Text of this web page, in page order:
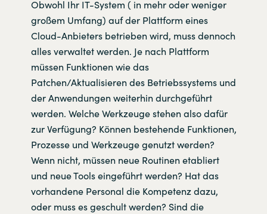
Obwohl Ihr IT-System ( in mehr oder weniger
großem Umfang) auf der Plattform eines
Cloud-Anbieters betrieben wird, muss dennoch
alles verwaltet werden. Je nach Plattform
müssen Funktionen wie das
Patchen/Aktualisieren des Betriebssystems und
der Anwendungen weiterhin durchgeführt
werden. Welche Werkzeuge stehen also dafür
zur Verfügung? Können bestehende Funktionen,
Prozesse und Werkzeuge genutzt werden?
Wenn nicht, müssen neue Routinen etabliert
und neue Tools eingeführt werden? Hat das
vorhandene Personal die Kompetenz dazu,
oder muss es geschult werden? Sind die